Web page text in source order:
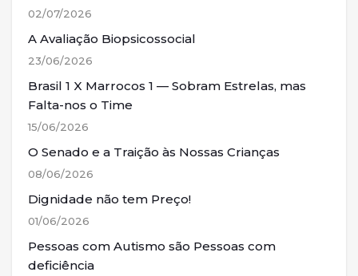
02/07/2026
A Avaliação Biopsicossocial
23/06/2026
Brasil 1 X Marrocos 1 — Sobram Estrelas, mas
Falta-nos o Time
15/06/2026
O Senado e a Traição às Nossas Crianças
08/06/2026
Dignidade não tem Preço!
01/06/2026
Pessoas com Autismo são Pessoas com
deficiência